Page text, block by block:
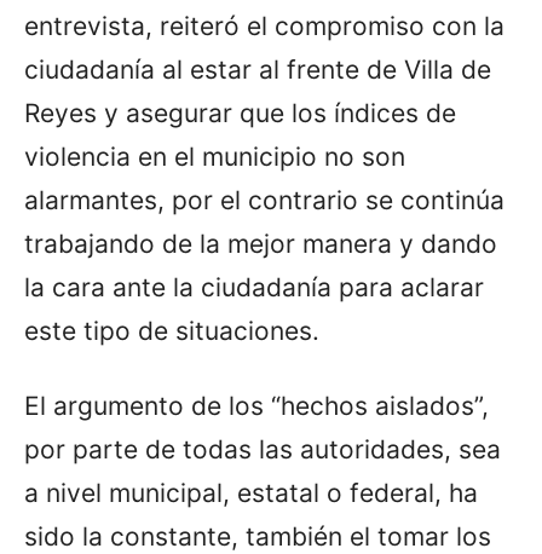
entrevista, reiteró el compromiso con la
ciudadanía al estar al frente de Villa de
Reyes y asegurar que los índices de
violencia en el municipio no son
alarmantes, por el contrario se continúa
trabajando de la mejor manera y dando
la cara ante la ciudadanía para aclarar
este tipo de situaciones.
El argumento de los “hechos aislados”,
por parte de todas las autoridades, sea
a nivel municipal, estatal o federal, ha
sido la constante, también el tomar los